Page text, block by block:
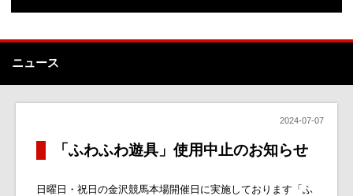
ニュース
2024-07-07
「ふわふわ遊具」使用中止のお知らせ
日曜日・祝日の金沢競馬本場開催日に実施しております「ふ